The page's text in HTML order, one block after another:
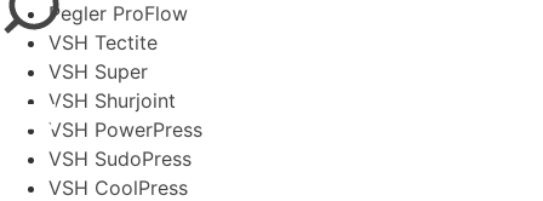
Pegler ProFlow
VSH Tectite
VSH Super
VSH Shurjoint
VSH PowerPress
VSH SudoPress
VSH CoolPress